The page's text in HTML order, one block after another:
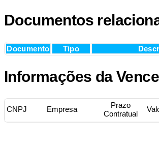
Documentos
Documento Tipo
Informações da
CNPJ Empresa
Prazo
Contratual